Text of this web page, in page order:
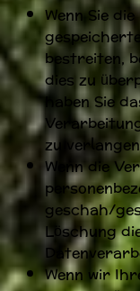
Wenn Sie
bestreiten,
dies zu
haben Sie
zu
Wenn die
geschah/
Löschung
Wenn wir